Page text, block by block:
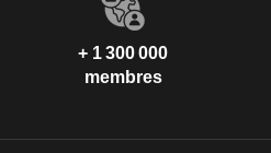
+ 1 300 000
membres